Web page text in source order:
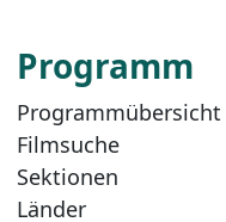
Programm
Programmübersicht
Filmsuche
Sektionen
Länder